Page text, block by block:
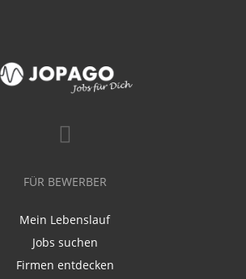
FÜR BEWERBER
Mein Lebenslauf
Jobs suchen
Firmen entdecken